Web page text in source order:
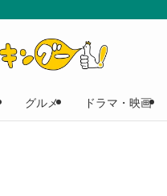
グルメ ドラマ・映画